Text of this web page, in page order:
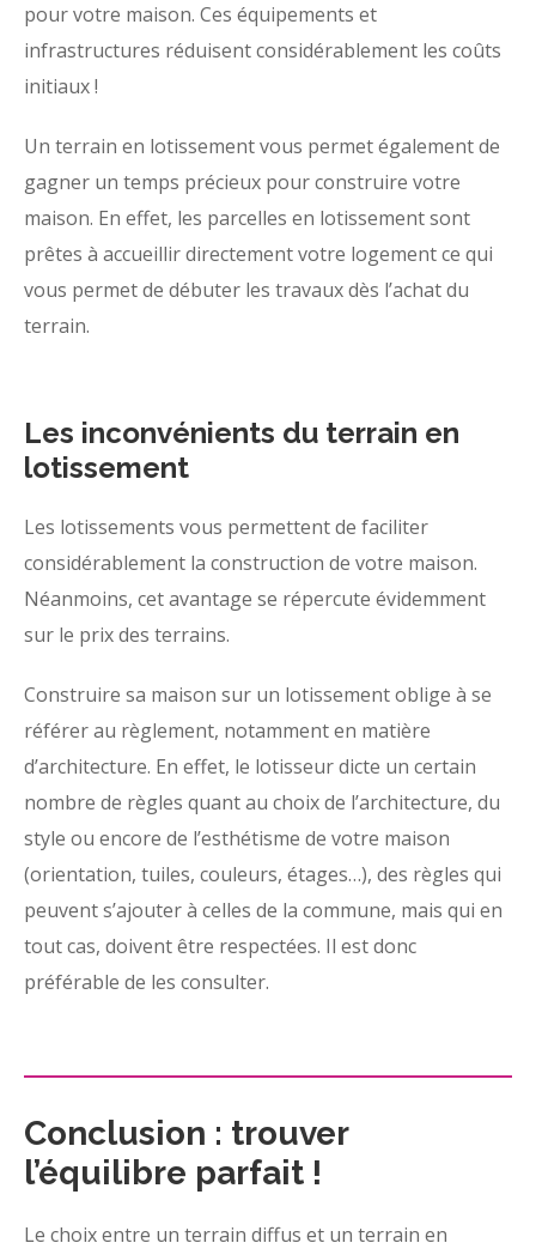
pour votre maison. Ces équipements et
infrastructures réduisent considérablement les coûts
initiaux !
Un terrain en lotissement vous permet également de
gagner un temps précieux pour construire votre
maison. En effet, les parcelles en lotissement sont
prêtes à accueillir directement votre logement ce qui
vous permet de débuter les travaux dès l’achat du
terrain.
Les inconvénients du terrain en
lotissement
Les lotissements vous permettent de faciliter
considérablement la construction de votre maison.
Néanmoins, cet avantage se répercute évidemment
sur le prix des terrains.
Construire sa maison sur un lotissement oblige à se
référer au règlement, notamment en matière
d’architecture. En effet, le lotisseur dicte un certain
nombre de règles quant au choix de l’architecture, du
style ou encore de l’esthétisme de votre maison
(orientation, tuiles, couleurs, étages…), des règles qui
peuvent s’ajouter à celles de la commune, mais qui en
tout cas, doivent être respectées. Il est donc
préférable de les consulter.
Conclusion : trouver
l’équilibre parfait !
Le choix entre un terrain diffus et un terrain en